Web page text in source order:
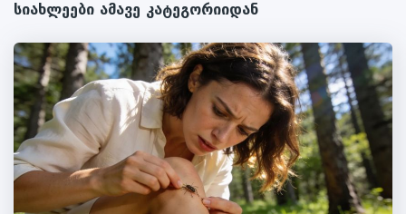
სიახლეები ამავე კატეგორიიდან